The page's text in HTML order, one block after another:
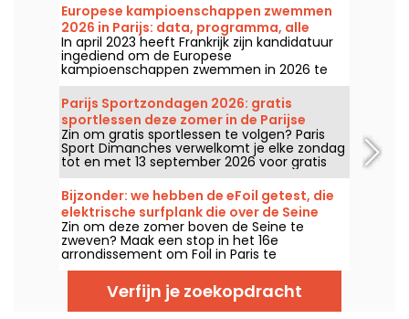
Europese kampioenschappen zwemmen
2026 in Parijs: data, programma, alle
informatie over de competitie
In april 2023 heeft Frankrijk zijn kandidatuur
ingediend om de Europese
kampioenschappen zwemmen in 2026 te
organiseren. Van 31 juli tot en met 16
augustus staat het Olympisch
Zwemcentrum klaar om onze zwemmers
aan te moedigen. Hier vind je alle informatie
die je moet weten over de competitie en de
onderdelen!
Parijs Sportzondagen 2026: gratis
sportlessen deze zomer in de Parijse
parken
Zin om gratis sportlessen te volgen? Paris
Sport Dimanches verwelkomt je elke zondag
tot en met 13 september 2026 voor gratis
sportsessies zonder inschrijving!
Bijzonder: we hebben de eFoil getest, die
elektrische surfplank die over de Seine
glijdt, in een jachthaven in het 16e
arrondissement.
Zin om deze zomer boven de Seine te
zweven? Maak een stop in het 16e
arrondissement om Foil in Paris te
ontdekken, een stedelijke marina die je laat
kennismaken met de eFoil, dit futuristische
elektrische board. Wij hebben deze ludieke
(en verfrissende) activiteit uitgeprobeerd,
Verfijn je zoekopdracht